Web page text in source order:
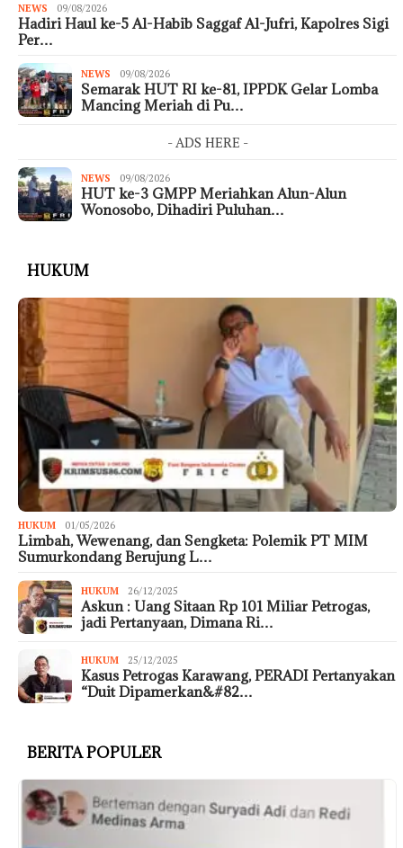
NEWS 09/08/2026
Hadiri Haul ke-5 Al-Habib Saggaf Al-Jufri, Kapolres Sigi
Per…
NEWS 09/08/2026
Semarak HUT RI ke-81, IPPDK Gelar Lomba
Mancing Meriah di Pu…
- ADS HERE -
NEWS 09/08/2026
HUT ke-3 GMPP Meriahkan Alun-Alun
Wonosobo, Dihadiri Puluhan…
HUKUM
HUKUM 01/05/2026
Limbah, Wewenang, dan Sengketa: Polemik PT MIM
Sumurkondang Berujung L…
HUKUM 26/12/2025
Askun : Uang Sitaan Rp 101 Miliar Petrogas,
jadi Pertanyaan, Dimana Ri…
HUKUM 25/12/2025
Kasus Petrogas Karawang, PERADI Pertanyakan
“Duit Dipamerkan&#82…
BERITA POPULER